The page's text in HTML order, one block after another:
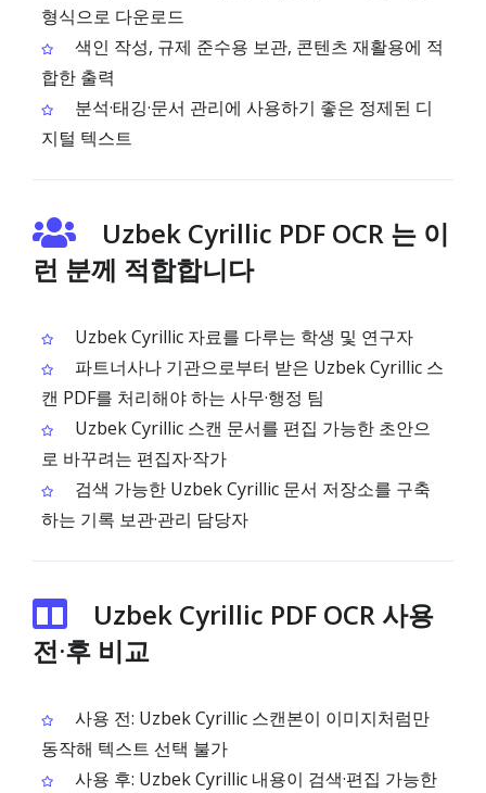
형식으로 다운로드
색인 작성, 규제 준수용 보관, 콘텐츠 재활용에 적
합한 출력
분석·태깅·문서 관리에 사용하기 좋은 정제된 디
지털 텍스트
Uzbek Cyrillic PDF OCR 는 이
런 분께 적합합니다
Uzbek Cyrillic 자료를 다루는 학생 및 연구자
파트너사나 기관으로부터 받은 Uzbek Cyrillic 스
캔 PDF를 처리해야 하는 사무·행정 팀
Uzbek Cyrillic 스캔 문서를 편집 가능한 초안으
로 바꾸려는 편집자·작가
검색 가능한 Uzbek Cyrillic 문서 저장소를 구축
하는 기록 보관·관리 담당자
Uzbek Cyrillic PDF OCR 사용
전·후 비교
사용 전: Uzbek Cyrillic 스캔본이 이미지처럼만
동작해 텍스트 선택 불가
사용 후: Uzbek Cyrillic 내용이 검색·편집 가능한